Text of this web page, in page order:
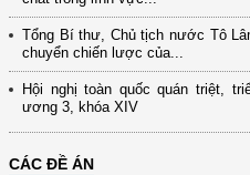
Tổng Bí thư, Chủ tịch nước Tô
chuyển chiến lược của...
Hội nghị toàn quốc quán triệt,
ương 3, khóa XIV
CÁC ĐỀ ÁN